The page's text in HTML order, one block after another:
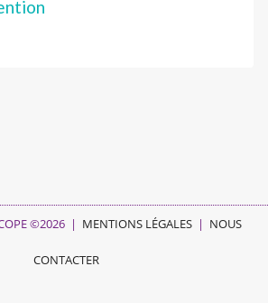
©2026 | MENTIONS LÉGALES | NOUS
CONTACTER